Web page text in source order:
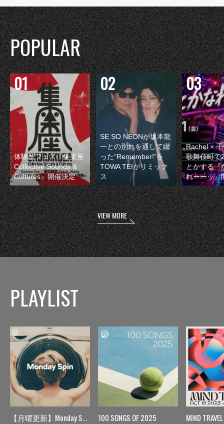
POPULAR
体験型フェス『集楽座
Collective Sounds &
Cultures』開催決定
SE SO NEONが坂本龍
一との別れを通して綴
った“Remember!”を
TOWA TEIがリミック
ス
Rachel ×
歌舞伎町で
とかする『
れーーッ』
VIEW MORE
PLAYLIST
【月曜更新】Monday Spin 100 SONGS OF 2025 MIND TRAVEL